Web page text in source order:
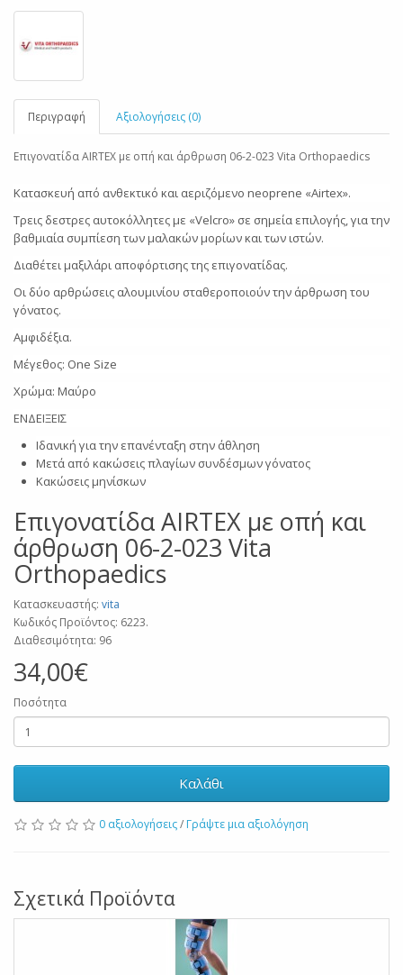
Περιγραφή Αξιολογήσεις (0)
Επιγονατίδα AIRTEX με οπή και άρθρωση 06-2-023 Vita Orthopaedics
Κατασκευή από ανθεκτικό και αεριζόμενο neoprene «Airtex».
Τρεις δεστρες αυτοκόλλητες με «Velcro» σε σημεία επιλογής, για την
βαθμιαία συμπίεση των μαλακών μορίων και των ιστών.
Διαθέτει μαξιλάρι αποφόρτισης της επιγονατίδας.
Οι δύο αρθρώσεις αλουμινίου σταθεροποιούν την άρθρωση του
γόνατος.
Αμφιδέξια.
Μέγεθος: Οne Size
Χρώμα: Mαύρο
ENΔΕΙΞΕΙΣ
Ιδανική για την επανένταξη στην άθληση
Μετά από κακώσεις πλαγίων συνδέσμων γόνατος
Κακώσεις μηνίσκων
Επιγονατίδα AIRTEX με οπή και
άρθρωση 06-2-023 Vita
Orthopaedics
Κατασκευαστής: vita
Κωδικός Προϊόντος: 6223.
Διαθεσιμότητα: 96
34,00€
Ποσότητα
Καλάθι
0 αξιολογήσεις/ Γράψτε μια αξιολόγηση
Σχετικά Προϊόντα